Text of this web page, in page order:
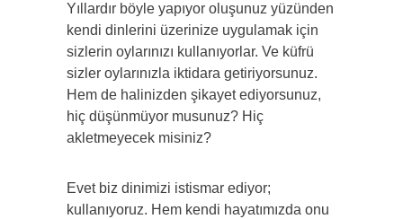
Yıllardır böyle yapıyor oluşunuz yüzünden
kendi dinlerini üzerinize uygulamak için
sizlerin oylarınızı kullanıyorlar. Ve küfrü
sizler oylarınızla iktidara getiriyorsunuz.
Hem de halinizden şikayet ediyorsunuz,
hiç düşünmüyor musunuz? Hiç
akletmeyecek misiniz?
Evet biz dinimizi istismar ediyor;
kullanıyoruz. Hem kendi hayatımızda onu